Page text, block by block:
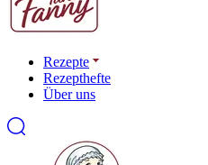
Rezepte
Rezepthefte
Über uns